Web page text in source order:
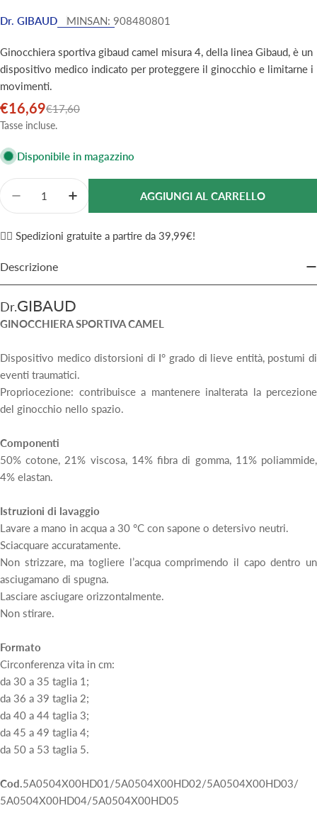
Dr. GIBAUD MINSAN: 908480801
Ginocchiera sportiva gibaud camel misura 4, della linea Gibaud, è un
dispositivo medico indicato per proteggere il ginocchio e limitarne i
movimenti.
Prezzo
di
vendita
€16,69
Prezzo
normale
€17,60
Tasse incluse.
Disponibile in magazzino
Quantità
Diminuisci La Quantità Per Ginocchiera Sportiva
Aumenta La Quantità Per Ginocchiera
AGGIUNGI AL CARRELLO
✌🏼 Spedizioni gratuite a partire da 39,99€!
Descrizione
Dr.GIBAUD
GINOCCHIERA SPORTIVA CAMEL
Dispositivo medico distorsioni di I° grado di lieve entità, postumi di
eventi traumatici.
Propriocezione: contribuisce a mantenere inalterata la percezione
del ginocchio nello spazio.
Componenti
50% cotone, 21% viscosa, 14% fibra di gomma, 11% poliammide,
4% elastan.
Istruzioni di lavaggio
Lavare a mano in acqua a 30 °C con sapone o detersivo neutri.
Sciacquare accuratamente.
Non strizzare, ma togliere l’acqua comprimendo il capo dentro un
asciugamano di spugna.
Lasciare asciugare orizzontalmente.
Non stirare.
Formato
Circonferenza vita in cm:
da 30 a 35 taglia 1;
da 36 a 39 taglia 2;
da 40 a 44 taglia 3;
da 45 a 49 taglia 4;
da 50 a 53 taglia 5.
Cod.5A0504X00HD01/5A0504X00HD02/5A0504X00HD03/
5A0504X00HD04/5A0504X00HD05